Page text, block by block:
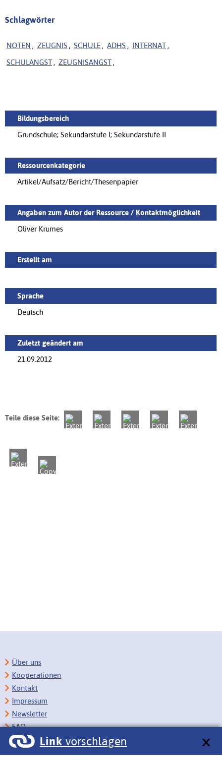
Schlagwörter
NOTEN , ZEUGNIS , SCHULE , ADHS , INTERNAT ,
SCHULANGST , ZEUGNISANGST ,
Bildungsbereich
Grundschule; Sekundarstufe I; Sekundarstufe II
Ressourcenkategorie
Artikel/Aufsatz/Bericht/Thesenpapier
Angaben zum Autor der Ressource / Kontaktmöglichkeit
Oliver Krumes
Erstellt am
Sprache
Deutsch
Zuletzt geändert am
21.09.2012
Teile diese Seite:
Link vorschlagen
Über uns
Kooperationen
Kontakt
Impressum
Newsletter
FAQ
Copyright